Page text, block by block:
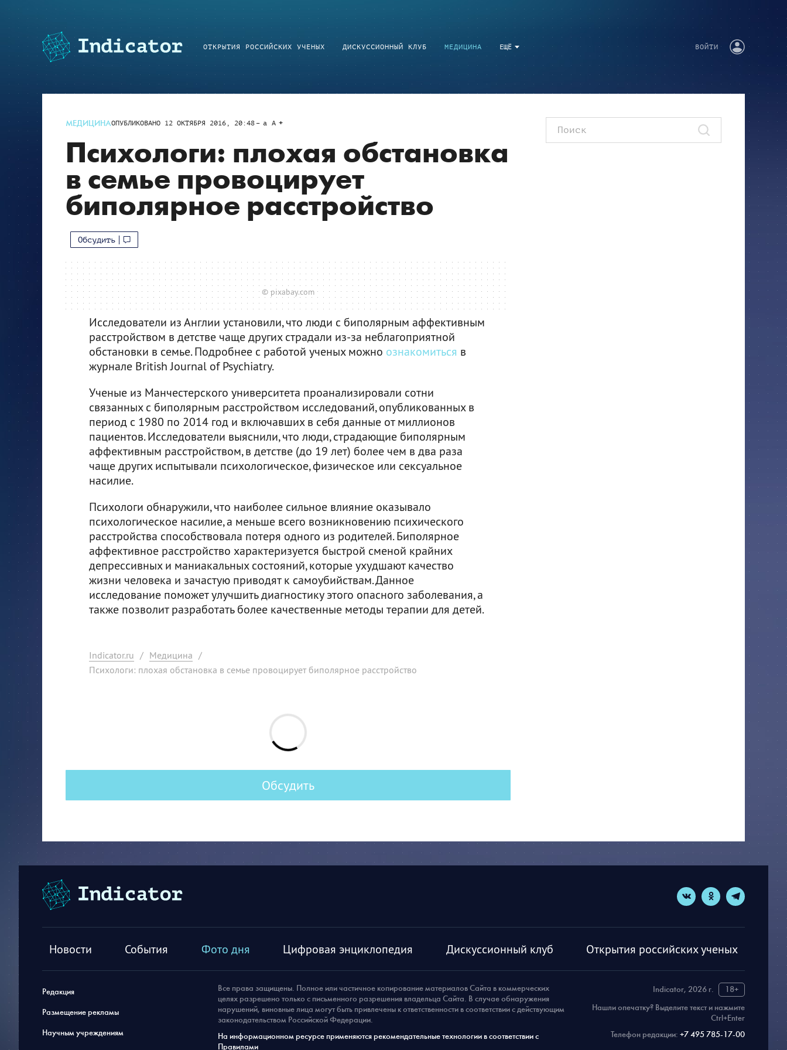
ЕЩЁ
ОТКРЫТИЯ РОССИЙСКИХ УЧЕНЫХ ДИСКУССИОННЫЙ КЛУБ МЕДИЦИНА ВОЙТИ
МЕДИЦИНАОПУБЛИКОВАНО 12 ОКТЯБРЯ 2016, 20:48 a A
Психологи: плохая обстановка
в семье провоцирует
биполярное расстройство
Обсудить
© pixabay.com
Исследователи из Англии установили, что люди с биполярным аффективным
расстройством в детстве чаще других страдали из-за неблагоприятной
обстановки в семье. Подробнее с работой ученых можно ознакомиться в
журнале British Journal of Psychiatry.
Ученые из Манчестерского университета проанализировали сотни
связанных с биполярным расстройством исследований, опубликованных в
период с 1980 по 2014 год и включавших в себя данные от миллионов
пациентов. Исследователи выяснили, что люди, страдающие биполярным
аффективным расстройством, в детстве (до 19 лет) более чем в два раза
чаще других испытывали психологическое, физическое или сексуальное
насилие.
Психологи обнаружили, что наиболее сильное влияние оказывало
психологическое насилие, а меньше всего возникновению психического
расстройства способствовала потеря одного из родителей. Биполярное
аффективное расстройство характеризуется быстрой сменой крайних
депрессивных и маниакальных состояний, которые ухудшают качество
жизни человека и зачастую приводят к самоубийствам. Данное
исследование поможет улучшить диагностику этого опасного заболевания, а
также позволит разработать более качественные методы терапии для детей.
Indicator.ru / Медицина /
Психологи: плохая обстановка в семье провоцирует биполярное расстройство
Обсудить
Новости События Фото дня Цифровая энциклопедия Дискуссионный клуб Открытия российских ученых
Редакция
Размещение рекламы
Научным учреждениям
Indicator, 2026 г.
18+
Нашли опечатку? Выделите текст и нажмите
Ctrl+Enter
Телефон редакции: +7 495 785-17-00
Все права защищены. Полное или частичное копирование материалов Сайта в коммерческих
целях разрешено только с письменного разрешения владельца Сайта. В случае обнаружения
нарушений, виновные лица могут быть привлечены к ответственности в соответствии с действующим
законодательством Российской Федерации.
На информационном ресурсе применяются рекомендательные технологии в соответствии с
Правилами